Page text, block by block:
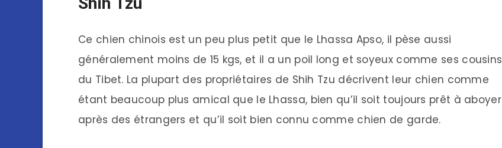
Ce chien chinois est un peu plus petit que le Lhassa Apso, il pèse aussi
généralement moins de 15 kgs, et il a un poil long et soyeux comme ses cousins
du Tibet. La plupart des propriétaires de Shih Tzu décrivent leur chien comme
étant beaucoup plus amical que le Lhassa, bien qu’il soit toujours prêt à aboyer
après des étrangers et qu’il soit bien connu comme chien de garde.